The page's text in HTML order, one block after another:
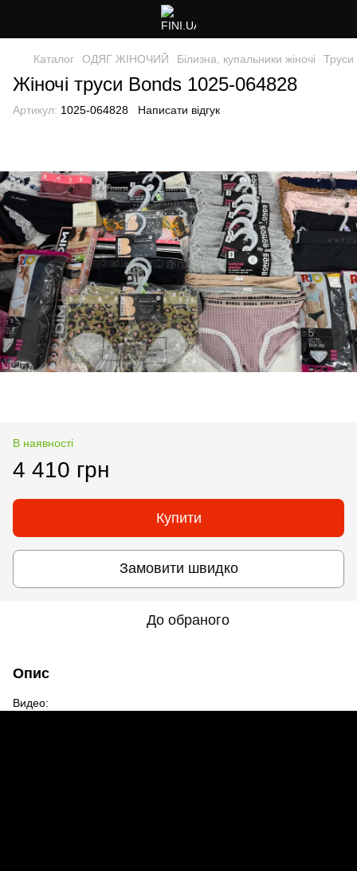
Каталог ОДЯГ ЖІНОЧИЙ Білизна, купальники жіночі Труси
Жіночі труси Bonds 1025-064828
Артикул: 1025-064828 Написати відгук
В наявності
4 410 грн
Купити
Замовити швидко
До обраного
Опис
Видео: